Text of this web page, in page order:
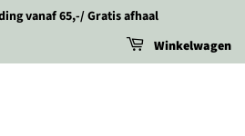
vanaf 65,-/ Gratis afhaal
Winkelwagen